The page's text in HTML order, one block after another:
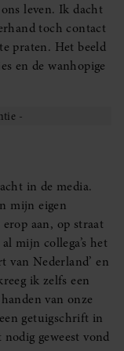
leven. Ik dacht
toch contact
praten. Het beeld
en de wanhopige
in de media.
mijn eigen
aan, op straat
mijn collega’s het
van Nederland’ en
ik zelfs een
van onze
getuigschrift in
geweest vond